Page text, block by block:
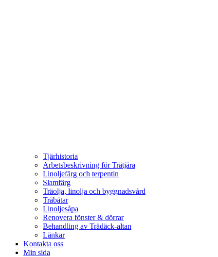
Tjärhistoria
Arbetsbeskrivning för Trätjära
Linoljefärg och terpentin
Slamfärg
Träolja, linolja och byggnadsvård
Träbåtar
Linoljesåpa
Renovera fönster & dörrar
Behandling av Trädäck-altan
Länkar
Kontakta oss
Min sida